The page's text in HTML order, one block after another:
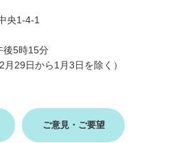
央1-4-1
後5時15分
月29日から1月3日を除く）
ご意見・ご要望